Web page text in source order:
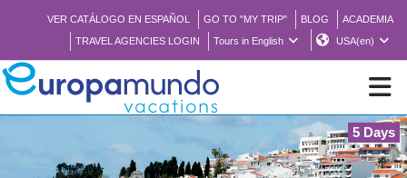
VER CATÁLOGO EN ESPAÑOL GO TO "MY TRIP" BLOG
ACADEMIA
TRAVEL AGENCIES LOGIN
Tours in English USA(en)
5 Days